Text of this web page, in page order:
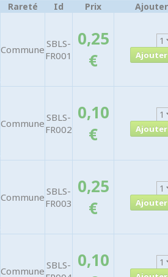
Rareté Id Prix
Commune SBLS-
FR001
0,25
€
Commune SBLS-
FR002
0,10
€
Commune SBLS-
FR003
0,25
€
Commune SBLS-
0,10